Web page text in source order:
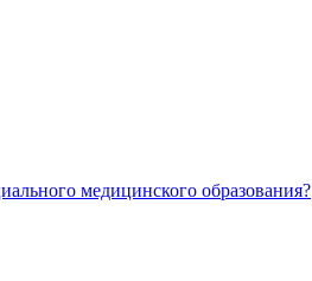
медицинского образования?